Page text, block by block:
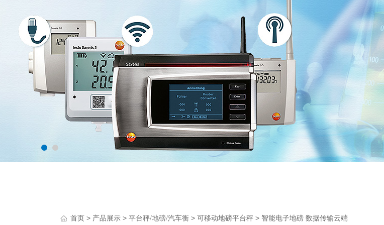
首页 > 产品展示 > 平台秤/地磅/汽车衡 > 可移动地磅平台秤 > 智能电子地磅 数据传输云端